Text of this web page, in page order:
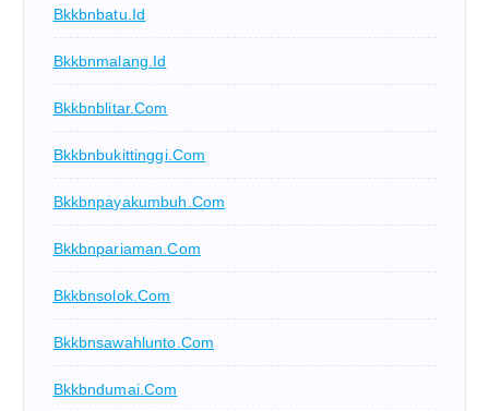
Bkkbnbatu.id
Bkkbnmalang.id
Bkkbnblitar.com
Bkkbnbukittinggi.com
Bkkbnpayakumbuh.com
Bkkbnpariaman.com
Bkkbnsolok.com
Bkkbnsawahlunto.com
Bkkbndumai.com